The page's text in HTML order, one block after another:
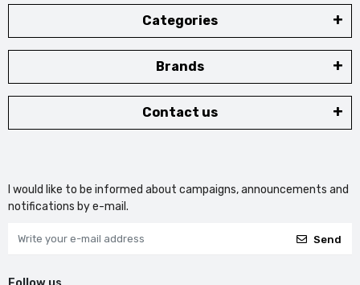
Categories
Brands
Contact us
I would like to be informed about campaigns, announcements and
notifications by e-mail.
Send